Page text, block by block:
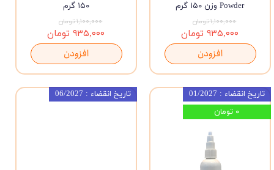
Powder وزن ۱۵۰ گرم
۱,۱۰۰,۰۰۰ تومان
۹۳۵,۰۰۰ تومان
افزودن
۱۵۰ گرم
۱,۱۰۰,۰۰۰ تومان
۹۳۵,۰۰۰ تومان
افزودن
تاریخ انقضاء : 01/2027
۰ تومان
تاریخ انقضاء : 06/2027